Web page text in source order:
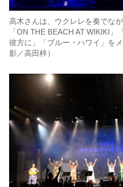
高木さんは、ウクレレを奏でな
「ON THE BEACH AT WIKIKI
彼方に」「ブルー・ハワイ」を
影／高田梓）